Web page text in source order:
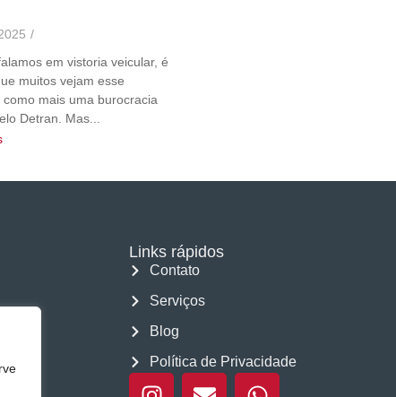
/
em vistoria veicular, é
muitos vejam esse
como mais uma burocracia
Detran. Mas...
Links rápidos
Contato
Serviços
Blog
Política de Privacidade